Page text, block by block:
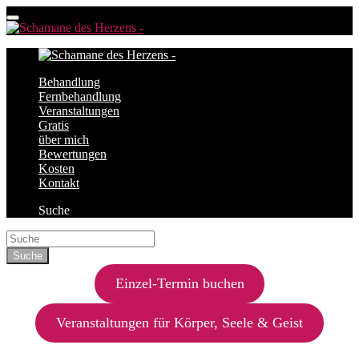
Behandlung
Fernbehandlung
Veranstaltungen
Gratis
über mich
Bewertungen
Kosten
Kontakt
Suche
Einzel-Termin buchen
Veranstaltungen für Körper, Seele & Geist